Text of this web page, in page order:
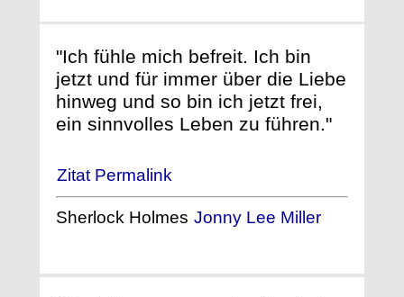
"Ich fühle mich befreit. Ich bin
jetzt und für immer über die Liebe
hinweg und so bin ich jetzt frei,
ein sinnvolles Leben zu führen."
Zitat Permalink
Sherlock Holmes Jonny Lee Miller